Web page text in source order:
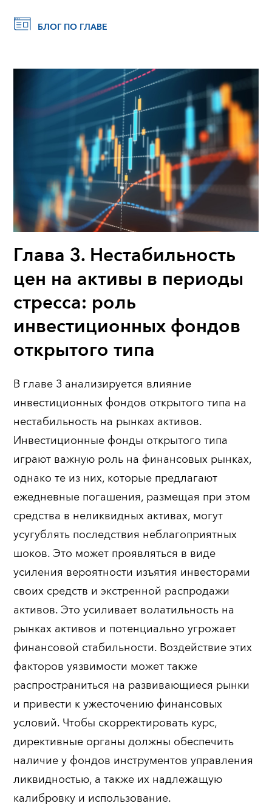
БЛОГ ПО ГЛАВЕ
Глава 3. Нестабильность
цен на активы в периоды
стресса: роль
инвестиционных фондов
открытого типа
В главе 3 анализируется влияние
инвестиционных фондов открытого типа на
нестабильность на рынках активов.
Инвестиционные фонды открытого типа
играют важную роль на финансовых рынках,
однако те из них, которые предлагают
ежедневные погашения, размещая при этом
средства в неликвидных активах, могут
усугублять последствия неблагоприятных
шоков. Это может проявляться в виде
усиления вероятности изъятия инвесторами
своих средств и экстренной распродажи
активов. Это усиливает волатильность на
рынках активов и потенциально угрожает
финансовой стабильности. Воздействие этих
факторов уязвимости может также
распространиться на развивающиеся рынки
и привести к ужесточению финансовых
условий. Чтобы скорректировать курс,
директивные органы должны обеспечить
наличие у фондов инструментов управления
ликвидностью, а также их надлежащую
калибровку и использование.